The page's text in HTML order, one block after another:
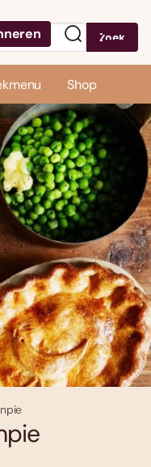
Zoek
Shop